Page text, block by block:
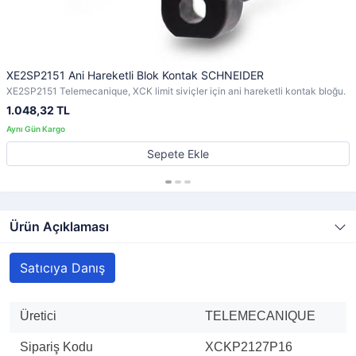
XE2SP2151 Ani Hareketli Blok Kontak SCHNEIDER
XE2SP2151 Telemecanique, XCK limit siviçler için ani hareketli kontak bloğu.
1.048,32 TL
Sepete Ekle
Ürün Açıklaması
Satıcıya Danış
Üretici TELEMECANIQUE
Sipariş Kodu XCKP2127P16